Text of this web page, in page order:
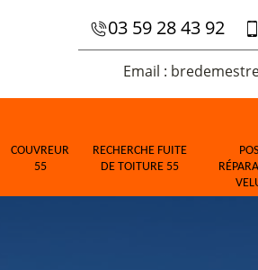
03 59 28 43 92
Email :
COUVREUR
55
RECHERCHE FUITE
DE TOITURE 55